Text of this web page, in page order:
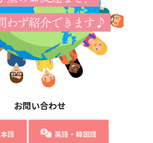
お問い合わせ
語 英語・韓国語